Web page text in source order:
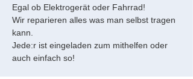
Egal ob Elektrogerät oder Fahrrad!
Wir reparieren alles was man selbst tragen
kann.
Jede:r ist eingeladen zum mithelfen oder
auch einfach so!